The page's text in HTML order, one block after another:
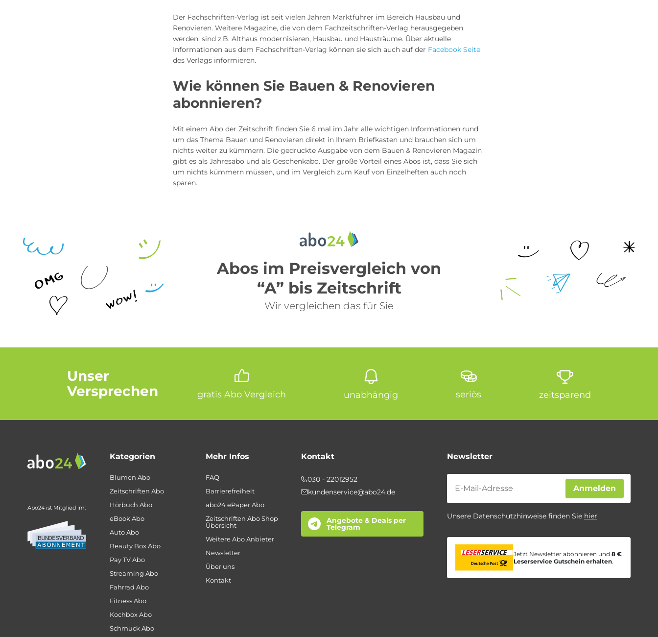
Der Fachschriften-Verlag ist seit vielen Jahren Marktführer im Bereich Hausbau und
Renovieren. Weitere Magazine, die von dem Fachzeitschriften-Verlag herausgegeben
werden, sind z.B. Althaus modernisieren, Hausbau und Hausträume. Über aktuelle
Informationen aus dem Fachschriften-Verlag können sie sich auch auf der Facebook Seite
des Verlags informieren.
Wie können Sie Bauen & Renovieren
abonnieren?
Mit einem Abo der Zeitschrift finden Sie 6 mal im Jahr alle wichtigen Informationen rund
um das Thema Bauen und Renovieren direkt in Ihrem Briefkasten und brauchen sich um
nichts weiter zu kümmern. Die gedruckte Ausgabe von dem Bauen & Renovieren Magazin
gibt es als Jahresabo und als Geschenkabo. Der große Vorteil eines Abos ist, dass Sie sich
um nichts kümmern müssen, und im Vergleich zum Kauf von Einzelheften auch noch
sparen.
Abos im Preisvergleich von
“A” bis Zeitschrift
Wir vergleichen das für Sie
Unser
Versprechen
gratis Abo Vergleich unabhängig seriös zeitsparend
Abo24 ist Mitglied im:
Kategorien
Blumen Abo
Zeitschriften Abo
Hörbuch Abo
eBook Abo
Auto Abo
Beauty Box Abo
Pay TV Abo
Streaming Abo
Fahrrad Abo
Fitness Abo
Kochbox Abo
Schmuck Abo
Mehr Infos
FAQ
Barrierefreiheit
abo24 ePaper Abo
Zeitschriften Abo Shop
Übersicht
Weitere Abo Anbieter
Newsletter
Über uns
Kontakt
Kontakt
030 - 22012952
kundenservice@abo24.de
Angebote & Deals per
Telegram
Newsletter
Newsletter Anmelden
Unsere Datenschutzhinweise finden Sie hier
Jetzt Newsletter abonnieren und 8 €
Leserservice Gutschein erhalten.